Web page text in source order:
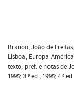
Branco, João de Freitas,
Lisboa, Europa-
texto, pref. e notas de
1995; 3.ª ed., 1995; 4.ª